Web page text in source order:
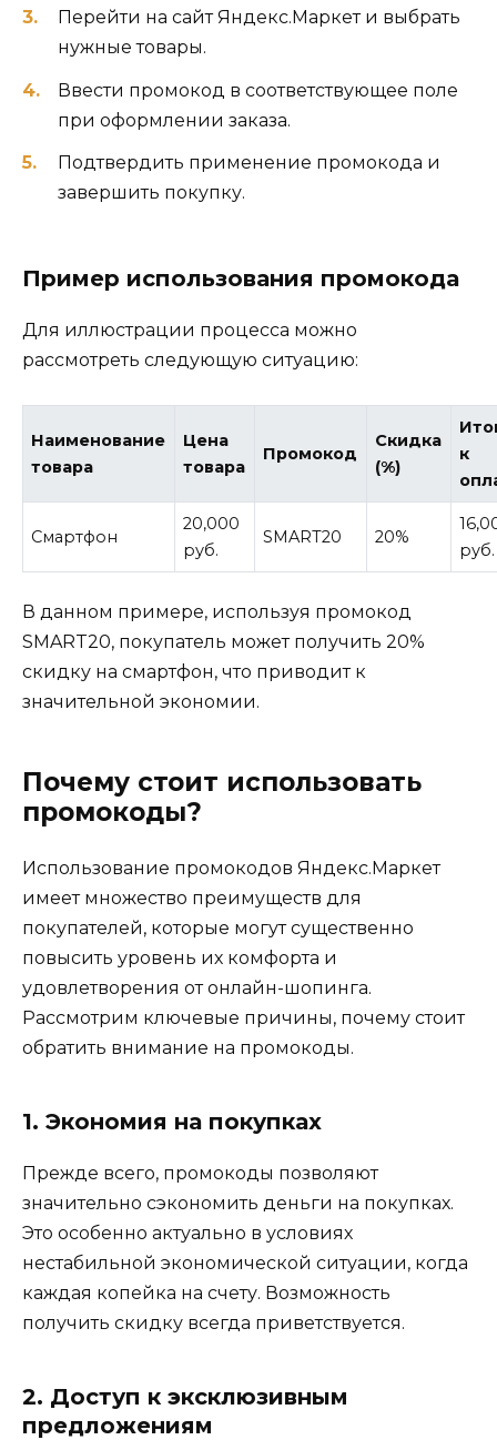
Перейти на сайт Яндекс.Маркет и выбрать
нужные товары.
Ввести промокод в соответствующее поле
при оформлении заказа.
Подтвердить применение промокода и
завершить покупку.
Пример использования промокода
Для иллюстрации процесса можно
рассмотреть следующую ситуацию:
Наименование
товара
Цена
товара
Промокод
Скидка
(%)
к
Смартфон
20,000
руб.
SMART20 20%
руб.
В данном примере, используя промокод
SMART20, покупатель может получить 20%
скидку на смартфон, что приводит к
значительной экономии.
Почему стоит использовать
промокоды?
Использование промокодов Яндекс.Маркет
имеет множество преимуществ для
покупателей, которые могут существенно
повысить уровень их комфорта и
удовлетворения от онлайн-шопинга.
Рассмотрим ключевые причины, почему стоит
обратить внимание на промокоды.
1. Экономия на покупках
Прежде всего, промокоды позволяют
значительно сэкономить деньги на покупках.
Это особенно актуально в условиях
нестабильной экономической ситуации, когда
каждая копейка на счету. Возможность
получить скидку всегда приветствуется.
2. Доступ к эксклюзивным
предложениям